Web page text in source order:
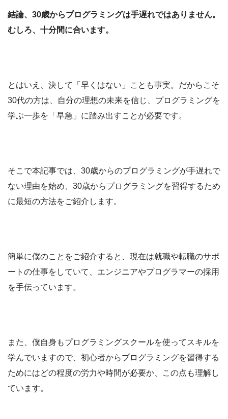
結論、30歳からプログラミングは手遅れではありません。
むしろ、十分間に合います。
とはいえ、決して「早くはない」ことも事実。だからこそ
30代の方は、自分の理想の未来を信じ、プログラミングを
学ぶ一歩を「早急」に踏み出すことが必要です。
そこで本記事では、30歳からのプログラミングが手遅れで
ない理由を始め、30歳からプログラミングを習得するため
に最短の方法をご紹介します。
簡単に僕のことをご紹介すると、現在は就職や転職のサポ
ートの仕事をしていて、エンジニアやプログラマーの採用
を手伝っています。
また、僕自身もプログラミングスクールを使ってスキルを
学んでいますので、初心者からプログラミングを習得する
ためにはどの程度の労力や時間が必要か、この点も理解し
ています。